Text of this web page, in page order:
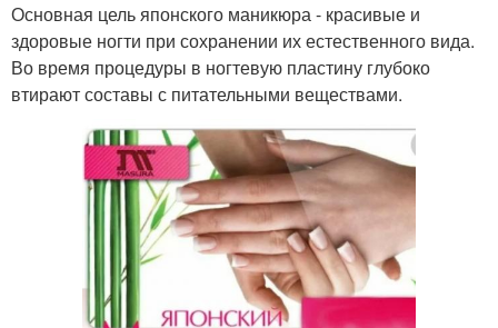
Основная цель японского маникюра - красивые и
здоровые ногти при сохранении их естественного вида.
Во время процедуры в ногтевую пластину глубоко
втирают составы с питательными веществами.